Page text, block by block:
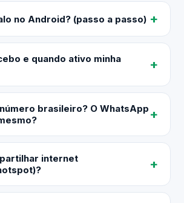
no Android? (passo a passo)
e quando ativo minha
brasileiro? O WhatsApp
internet